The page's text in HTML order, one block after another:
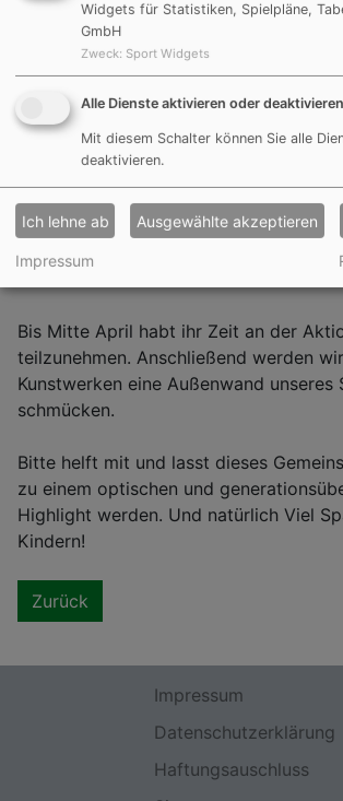
Unsere Kinder-Malaktion 2021 steht in
Startlöchern. Ab sofort könnt ihr euch
Diese liegen gut sichtbar in einer Kiste
können coronakonform abgeholt
Enkeltochter und bemalt die
mit Acrylfarbe - so bunt, individuell
möchtet. Anschließend bringt ihr diese
Bis Mitte April habt ihr Zeit an der
teilzunehmen. Anschließend werden
Kunstwerken eine Außenwand unseres
schmücken.
Bitte helft mit und lasst dieses
zu einem optischen und
Highlight werden. Und natürlich Viel
Kindern!
Zurück
Impressum
Datenschutzerklärung
Haftungsauschluss
Widgets für Statistiken, Spielpläne,
GmbH
Zweck: Sport Widgets
Alle Dienste aktivieren oder deaktivieren
Mit diesem Schalter können Sie alle
deaktivieren.
Ich lehne ab Ausgewählte akzeptieren
Impressum